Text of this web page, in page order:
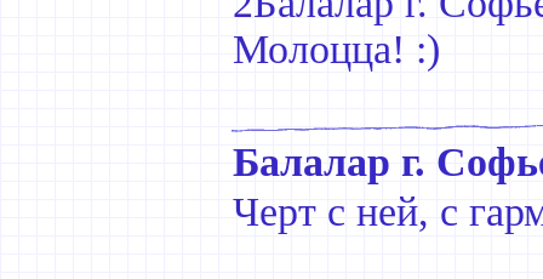
Молоцца! :)
Балалар г.
Черт с ней, с